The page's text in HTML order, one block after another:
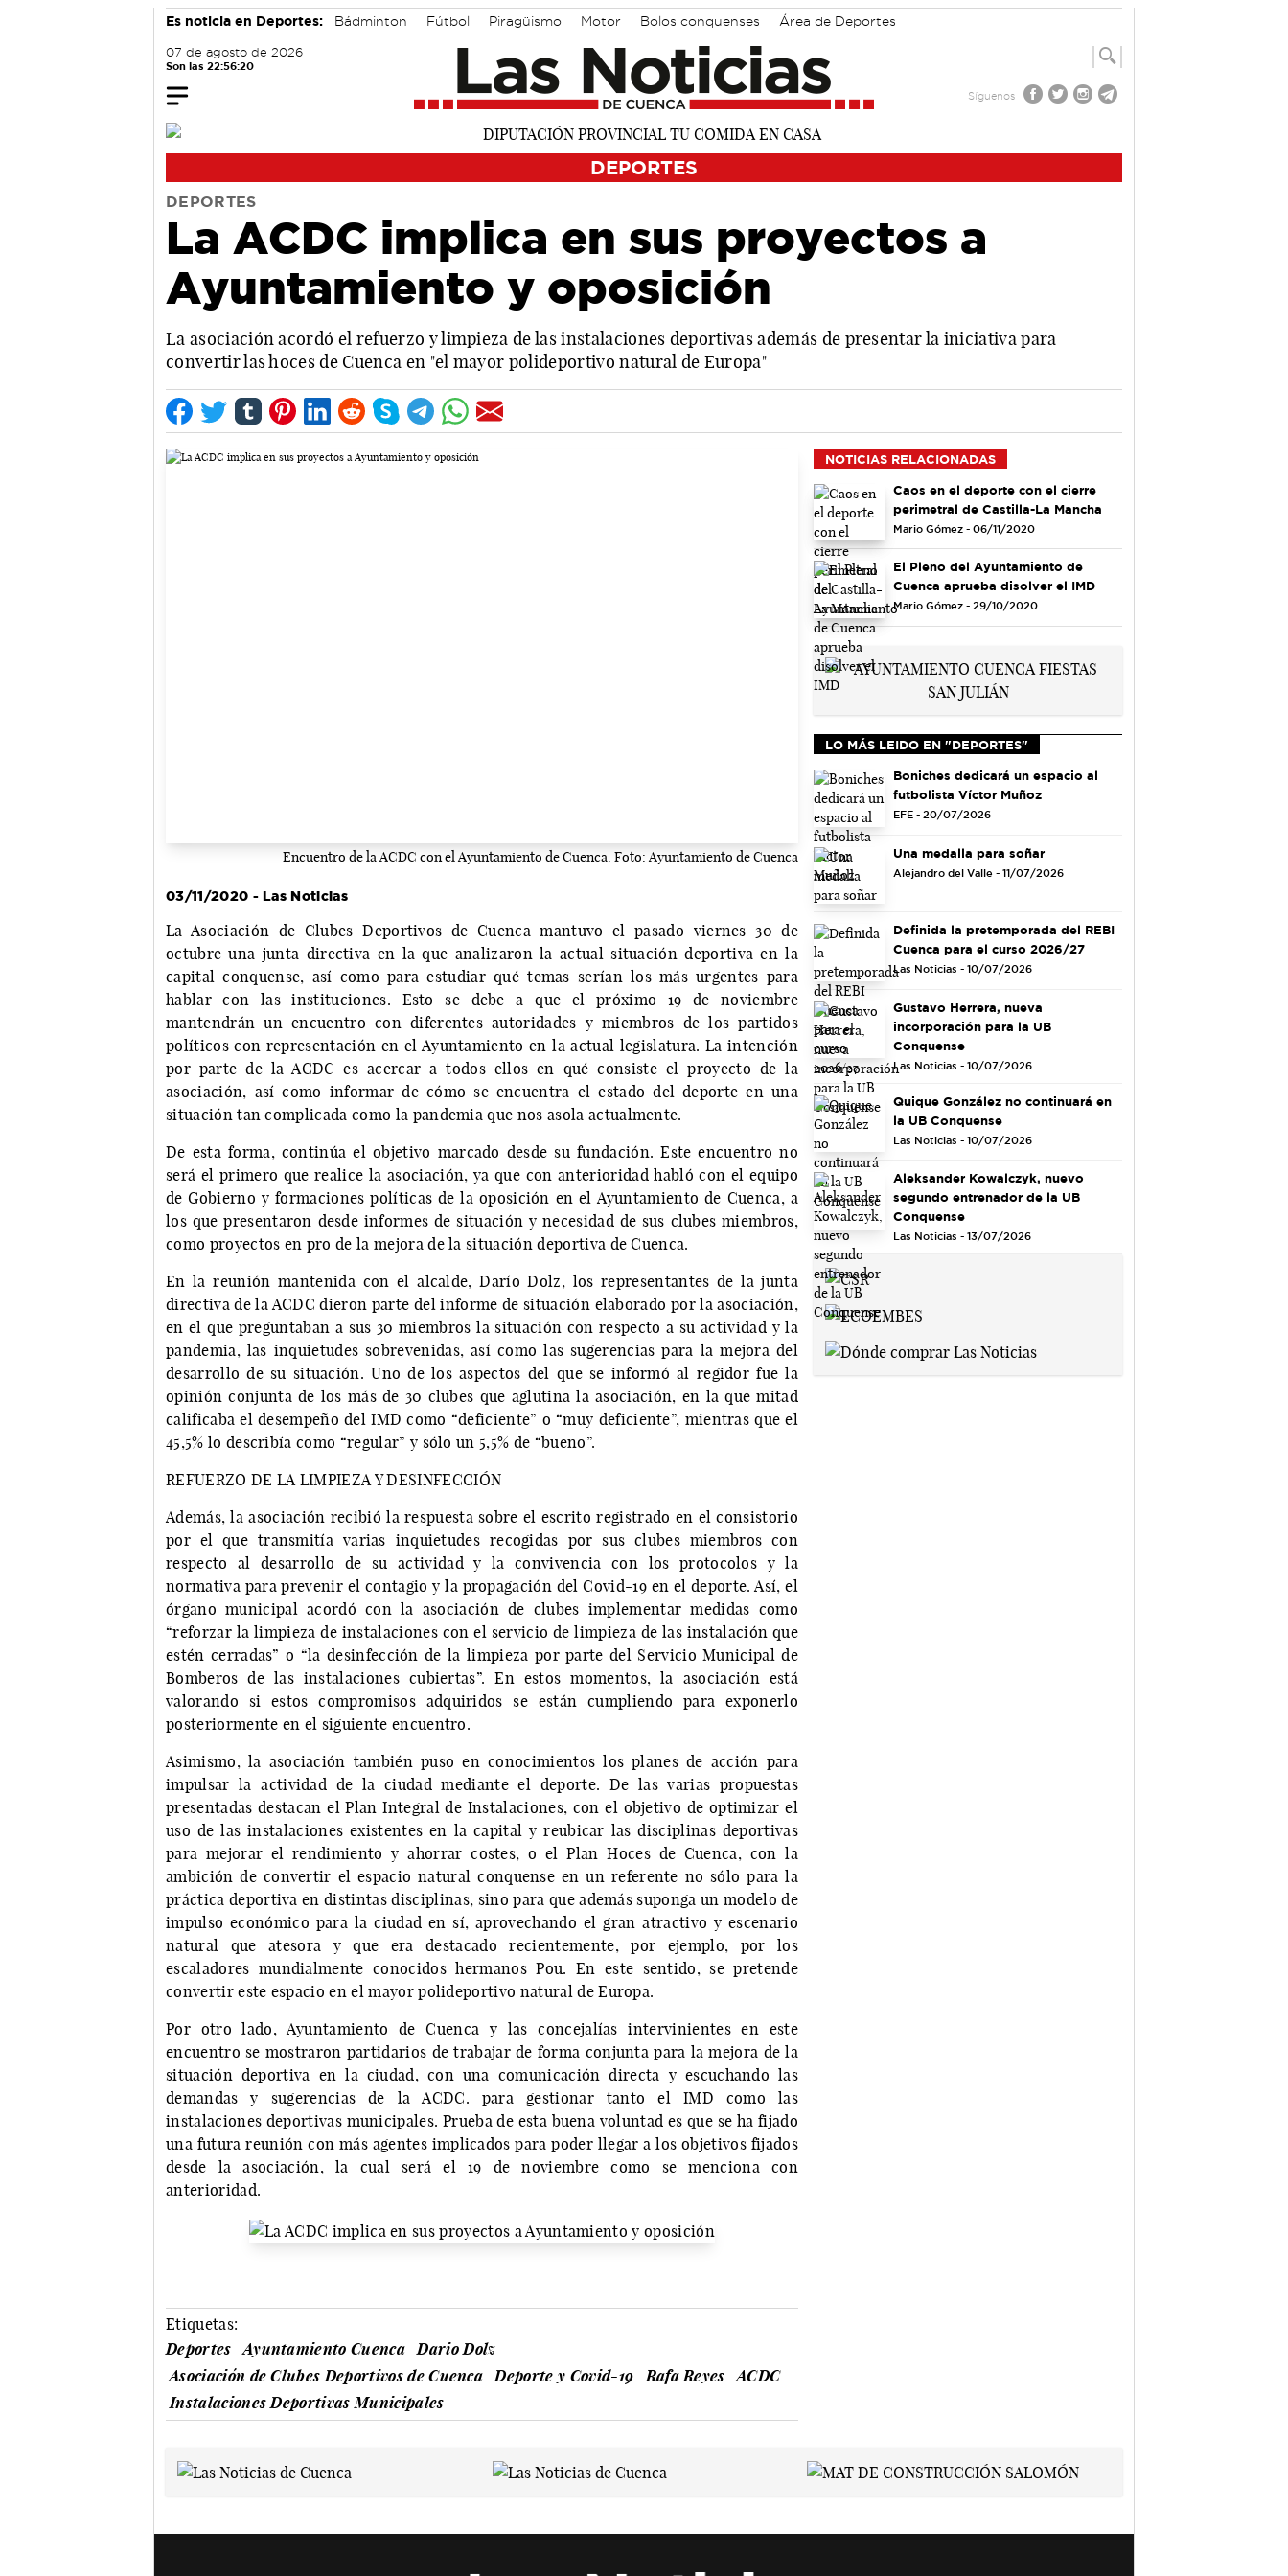
Es noticia en Deportes: Bádminton Fútbol Piragüismo Motor Bolos conquenses Área de Deportes
07 de agosto de 2026
Son las 22:56:21
Síguenos
DEPORTES
DEPORTES
La ACDC implica en sus proyectos a
Ayuntamiento y oposición
La asociación acordó el refuerzo y limpieza de las instalaciones deportivas además de presentar la iniciativa para
convertir las hoces de Cuenca en "el mayor polideportivo natural de Europa"
Encuentro de la ACDC con el Ayuntamiento de Cuenca. Foto: Ayuntamiento de Cuenca
03/11/2020 - Las Noticias
La Asociación de Clubes Deportivos de Cuenca mantuvo el pasado viernes 30 de
octubre una junta directiva en la que analizaron la actual situación deportiva en la
capital conquense, así como para estudiar qué temas serían los más urgentes para
hablar con las instituciones. Esto se debe a que el próximo 19 de noviembre
mantendrán un encuentro con diferentes autoridades y miembros de los partidos
políticos con representación en el Ayuntamiento en la actual legislatura. La intención
por parte de la ACDC es acercar a todos ellos en qué consiste el proyecto de la
asociación, así como informar de cómo se encuentra el estado del deporte en una
situación tan complicada como la pandemia que nos asola actualmente.
De esta forma, continúa el objetivo marcado desde su fundación. Este encuentro no
será el primero que realice la asociación, ya que con anterioridad habló con el equipo
de Gobierno y formaciones políticas de la oposición en el Ayuntamiento de Cuenca, a
los que presentaron desde informes de situación y necesidad de sus clubes miembros,
como proyectos en pro de la mejora de la situación deportiva de Cuenca.
En la reunión mantenida con el alcalde, Darío Dolz, los representantes de la junta
directiva de la ACDC dieron parte del informe de situación elaborado por la asociación,
en el que preguntaban a sus 30 miembros la situación con respecto a su actividad y la
pandemia, las inquietudes sobrevenidas, así como las sugerencias para la mejora del
desarrollo de su situación. Uno de los aspectos del que se informó al regidor fue la
opinión conjunta de los más de 30 clubes que aglutina la asociación, en la que mitad
calificaba el desempeño del IMD como “deficiente” o “muy deficiente”, mientras que el
45,5% lo describía como “regular” y sólo un 5,5% de “bueno”.
REFUERZO DE LA LIMPIEZA Y DESINFECCIÓN
Además, la asociación recibió la respuesta sobre el escrito registrado en el consistorio
por el que transmitía varias inquietudes recogidas por sus clubes miembros con
respecto al desarrollo de su actividad y la convivencia con los protocolos y la
normativa para prevenir el contagio y la propagación del Covid-19 en el deporte. Así, el
órgano municipal acordó con la asociación de clubes implementar medidas como
“reforzar la limpieza de instalaciones con el servicio de limpieza de las instalación que
estén cerradas” o “la desinfección de la limpieza por parte del Servicio Municipal de
Bomberos de las instalaciones cubiertas”. En estos momentos, la asociación está
valorando si estos compromisos adquiridos se están cumpliendo para exponerlo
posteriormente en el siguiente encuentro.
Asimismo, la asociación también puso en conocimientos los planes de acción para
impulsar la actividad de la ciudad mediante el deporte. De las varias propuestas
presentadas destacan el Plan Integral de Instalaciones, con el objetivo de optimizar el
uso de las instalaciones existentes en la capital y reubicar las disciplinas deportivas
para mejorar el rendimiento y ahorrar costes, o el Plan Hoces de Cuenca, con la
ambición de convertir el espacio natural conquense en un referente no sólo para la
práctica deportiva en distintas disciplinas, sino para que además suponga un modelo de
impulso económico para la ciudad en sí, aprovechando el gran atractivo y escenario
natural que atesora y que era destacado recientemente, por ejemplo, por los
escaladores mundialmente conocidos hermanos Pou. En este sentido, se pretende
convertir este espacio en el mayor polideportivo natural de Europa.
Por otro lado, Ayuntamiento de Cuenca y las concejalías intervinientes en este
encuentro se mostraron partidarios de trabajar de forma conjunta para la mejora de la
situación deportiva en la ciudad, con una comunicación directa y escuchando las
demandas y sugerencias de la ACDC. para gestionar tanto el IMD como las
instalaciones deportivas municipales. Prueba de esta buena voluntad es que se ha fijado
una futura reunión con más agentes implicados para poder llegar a los objetivos fijados
desde la asociación, la cual será el 19 de noviembre como se menciona con
anterioridad.
Etiquetas:
Deportes
Ayuntamiento Cuenca
Dario Dolz
Asociación de Clubes Deportivos de Cuenca
Deporte y Covid-19 Rafa Reyes
ACDC
Instalaciones Deportivas Municipales
NOTICIAS RELACIONADAS
Caos en el deporte con el cierre
perimetral de Castilla-La Mancha
Mario Gómez - 06/11/2020
El Pleno del Ayuntamiento de
Cuenca aprueba disolver el IMD
Mario Gómez - 29/10/2020
LO MÁS LEIDO EN "DEPORTES"
Boniches dedicará un espacio al
futbolista Víctor Muñoz
EFE - 20/07/2026
Una medalla para soñar
Alejandro del Valle - 11/07/2026
Definida la pretemporada del REBI
Cuenca para el curso 2026/27
Las Noticias - 10/07/2026
Gustavo Herrera, nueva
incorporación para la UB
Conquense
Las Noticias - 10/07/2026
Quique González no continuará en
la UB Conquense
Las Noticias - 10/07/2026
Aleksander Kowalczyk, nuevo
segundo entrenador de la UB
Conquense
Las Noticias - 13/07/2026